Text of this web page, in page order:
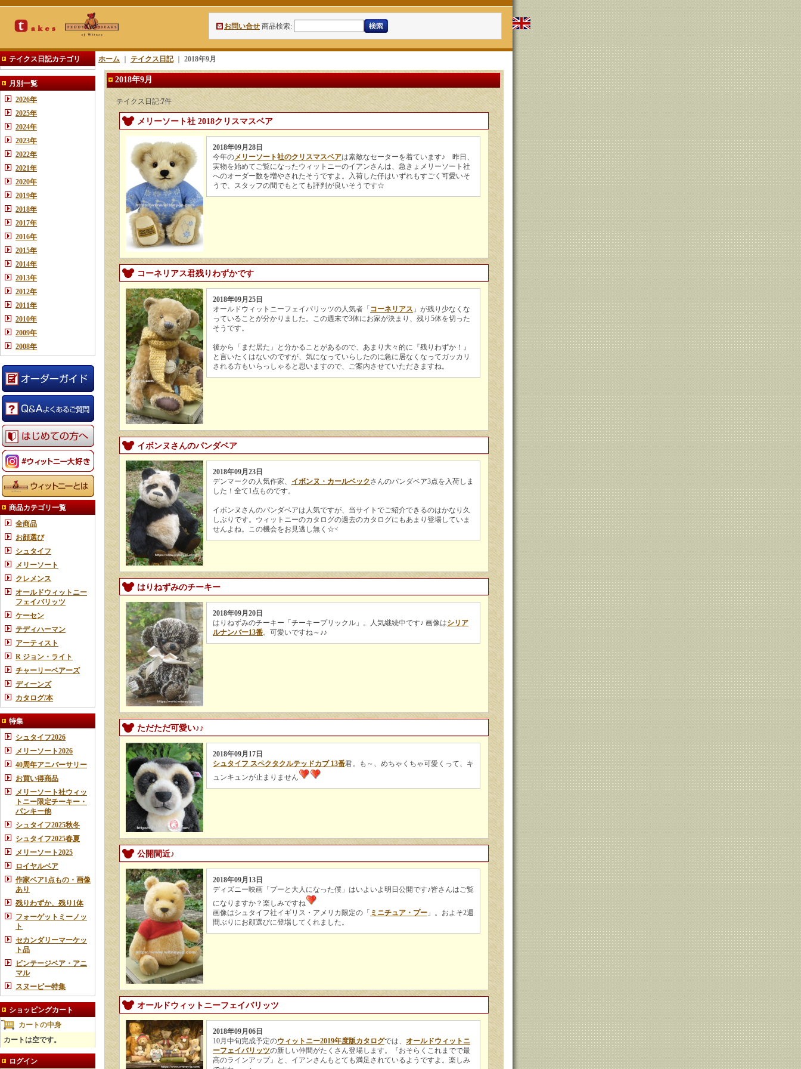
お問い合せ 商品検索:
テイクス日記カテゴリ
月別一覧
2026年
2025年
2024年
2023年
2022年
2021年
2020年
2019年
2018年
2017年
2016年
2015年
2014年
2013年
2012年
2011年
2010年
2009年
2008年
商品カテゴリ一覧
全商品
お顔選び
シュタイフ
メリーソート
クレメンス
オールドウィットニー
フェイバリッツ
ケーセン
テディハーマン
アーティスト
R ジョン・ライト
チャーリーベアーズ
ディーンズ
カタログ/本
特集
シュタイフ2026
メリーソート2026
40周年アニバーサリー
お買い得商品
メリーソート社ウィッ
トニー限定チーキー・
パンキー他
シュタイフ2025秋冬
シュタイフ2025春夏
メリーソート2025
ロイヤルベア
作家ベア1点もの・画像
あり
残りわずか、残り1体
フォーゲットミーノッ
ト
セカンダリーマーケッ
ト品
ビンテージベア・アニ
マル
スヌーピー特集
ショッピングカート
カートの中身
カートは空です。
ログイン
ホーム テイクス日記｜ 2018年9月
2018年9月
テイクス日記:7件
メリーソート社 2018クリスマスベア
2018年09月28日
今年のメリーソート社のクリスマスベアは素敵なセーターを着ています♪ 昨日、
実物を始めてご覧になったウィットニーのイアンさんは、急きょメリーソート社
へのオーダー数を増やされたそうですよ。入荷した仔はいずれもすごく可愛いそ
うで、スタッフの間でもとても評判が良いそうです☆
コーネリアス君残りわずかです
2018年09月25日
オールドウィットニーフェイバリッツの人気者「 コーネリアス 」が残り少なくな
っていることが分かりました。この週末で3体にお家が決まり、残り5体を切った
そうです。
後から「まだ居た」と分かることがあるので、あまり大々的に『残りわずか！』
と言いたくはないのですが、気になっていらしたのに急に居なくなってガッカリ
される方もいらっしゃると思いますので、ご案内させていただきますね。
イボンヌさんのパンダベア
2018年09月23日
デンマークの人気作家、 イボンヌ・カールベックさんのパンダベア3点を入荷しま
した！全て1点ものです。
イボンヌさんのパンダベアは人気ですが、当サイトでご紹介できるのはかなり久
しぶりです。ウィットニーのカタログの過去のカタログにもあまり登場していま
せんよね。この機会をお見逃し無く☆<
はりねずみのチーキー
2018年09月20日
はりねずみのチーキー「チーキープリックル」。人気継続中です♪ 画像はシリア
ルナンバー13番。可愛いですね～♪♪
ただただ可愛い♪♪
2018年09月17日
シュタイフ スペクタクルテッドカブ 13番君。も～、めちゃくちゃ可愛くって、キ
ュンキュンが止まりません
公開間近♪
2018年09月13日
ディズニー映画「プーと大人になった僕」はいよいよ明日公開です♪皆さんはご覧
になりますか？楽しみですね
画像はシュタイフ社イギリス・アメリカ限定の「 ミニチュア・プー 」。およそ2週
間ぶりにお顔選びに登場してくれました。
オールドウィットニーフェイバリッツ
2018年09月06日
10月中旬完成予定のウィットニー2019年度版カタログでは、 オールドウィットニ
ーフェイバリッツの新しい仲間がたくさん登場します。『おそらくこれまでで最
高のラインアップ』と、イアンさんもとても満足されているようですよ。楽しみ